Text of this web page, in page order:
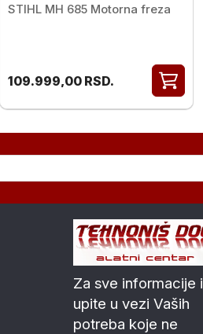
STIHL MH 685 Motorna freza
109.999,00 RSD.
Za sve informacije i
upite u vezi Vaših
potreba koje ne